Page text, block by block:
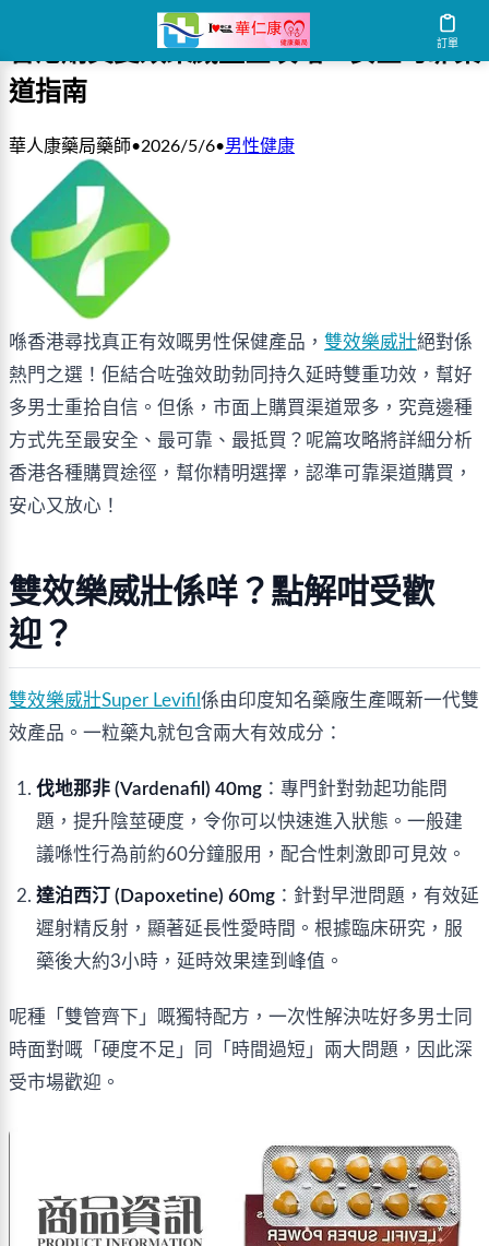
訂單
香港購買雙效樂威壺全攻略：安全可靠渠
道指南
華人康藥局藥師•2026/5/6•男性健康
喺香港尋找真正有效嘅男性保健產品， 雙效樂威壯絕對係
熱門之選！佢結合咗強效助勃同持久延時雙重功效，幫好
多男士重拾自信。但係，市面上購買渠道眾多，究竟邊種
方式先至最安全、最可靠、最抵買？呢篇攻略將詳細分析
香港各種購買途徑，幫你精明選擇，認準可靠渠道購買，
安心又放心！
雙效樂威壯係咩？點解咁受歡
迎？
雙效樂威壯Super Levifil 係由印度知名藥廠生產嘅新一代雙
效產品。一粒藥丸就包含兩大有效成分：
伐地那非 (Vardenafil) 40mg ：專門針對勃起功能問
題，提升陰莖硬度，令你可以快速進入狀態。一般建
議喺性行為前約60分鐘服用，配合性刺激即可見效。
達泊西汀 (Dapoxetine) 60mg ：針對早泄問題，有效延
遲射精反射，顯著延長性愛時間。根據臨床研究，服
藥後大約3小時，延時效果達到峰值。
呢種「雙管齊下」嘅獨特配方，一次性解決咗好多男士同
時面對嘅「硬度不足」同「時間過短」兩大問題，因此深
受市場歡迎。